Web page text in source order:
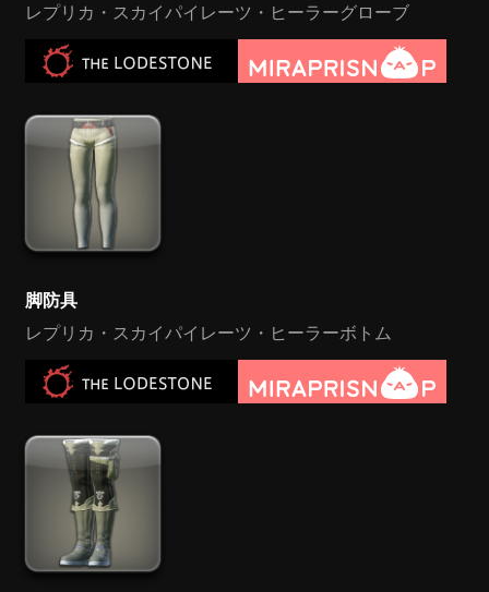
レプリカ・スカイパイレーツ・ヒーラーグローブ
脚防具
レプリカ・スカイパイレーツ・ヒーラーボトム